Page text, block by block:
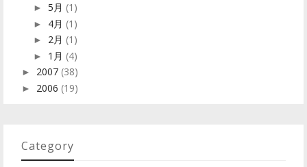
► 5月 (1)
► 4月 (1)
► 2月 (1)
► 1月 (4)
► 2007 (38)
► 2006 (19)
Category